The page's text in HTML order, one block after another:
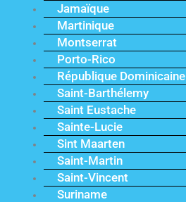
Jamaïque
Martinique
Montserrat
Porto-Rico
République Dominicaine
Saint-Barthélemy
Saint Eustache
Sainte-Lucie
Sint Maarten
Saint-Martin
Saint-Vincent
Suriname